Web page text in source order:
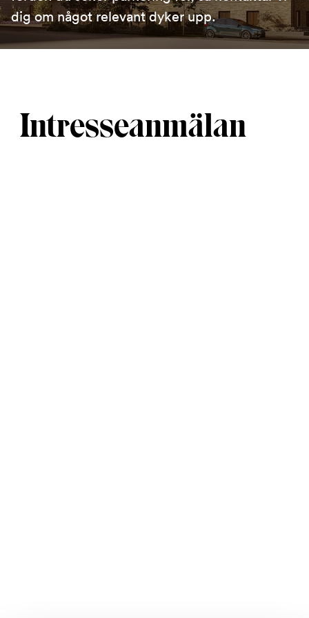
dig om något relevant dyker upp.
Intresseanmälan